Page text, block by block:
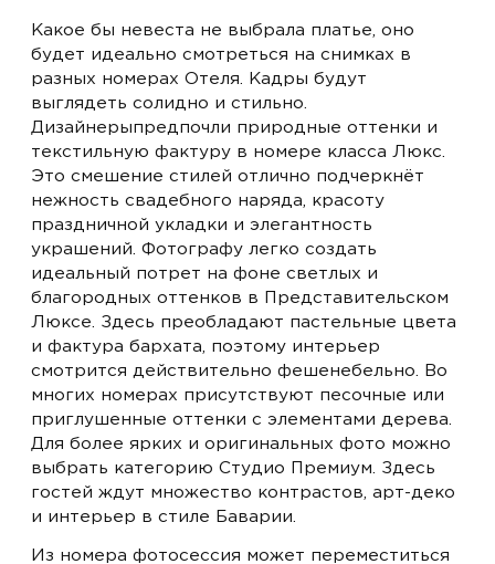
Какое бы невеста не выбрала платье, оно
будет идеально смотреться на снимках в
разных номерах Отеля. Кадры будут
выглядеть солидно и стильно.
Дизайнерыпредпочли природные оттенки и
текстильную фактуру в номере класса Люкс.
Это смешение стилей отлично подчеркнёт
нежность свадебного наряда, красоту
праздничной укладки и элегантность
украшений. Фотографу легко создать
идеальный потрет на фоне светлых и
благородных оттенков в Представительском
Люксе. Здесь преобладают пастельные цвета
и фактура бархата, поэтому интерьер
смотрится действительно фешенебельно. Во
многих номерах присутствуют песочные или
приглушенные оттенки с элементами дерева.
Для более ярких и оригинальных фото можно
выбрать категорию Студио Премиум. Здесь
гостей ждут множество контрастов, арт-деко
и интерьер в стиле Баварии.
Из номера фотосессия может переместиться